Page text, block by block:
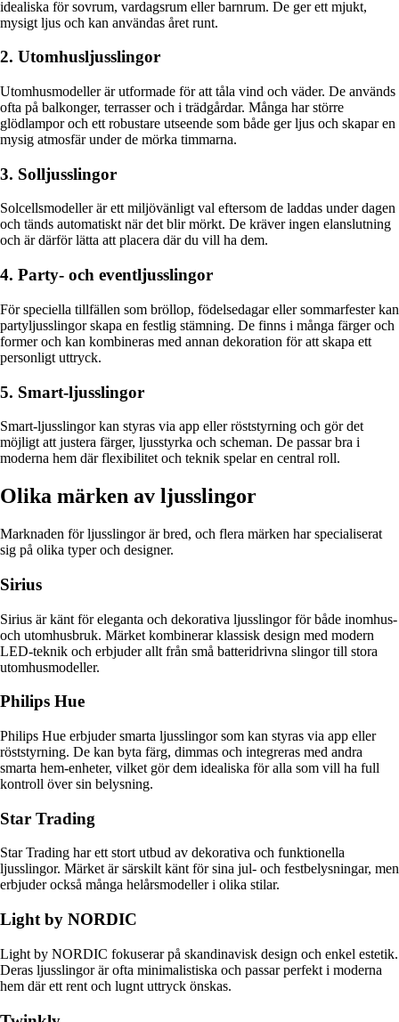
idealiska för sovrum, vardagsrum eller barnrum. De ger ett mjukt,
mysigt ljus och kan användas året runt.
2. Utomhusljusslingor
Utomhusmodeller är utformade för att tåla vind och väder. De används
ofta på balkonger, terrasser och i trädgårdar. Många har större
glödlampor och ett robustare utseende som både ger ljus och skapar en
mysig atmosfär under de mörka timmarna.
3. Solljusslingor
Solcellsmodeller är ett miljövänligt val eftersom de laddas under dagen
och tänds automatiskt när det blir mörkt. De kräver ingen elanslutning
och är därför lätta att placera där du vill ha dem.
4. Party- och eventljusslingor
För speciella tillfällen som bröllop, födelsedagar eller sommarfester kan
partyljusslingor skapa en festlig stämning. De finns i många färger och
former och kan kombineras med annan dekoration för att skapa ett
personligt uttryck.
5. Smart-ljusslingor
Smart-ljusslingor kan styras via app eller röststyrning och gör det
möjligt att justera färger, ljusstyrka och scheman. De passar bra i
moderna hem där flexibilitet och teknik spelar en central roll.
Olika märken av ljusslingor
Marknaden för ljusslingor är bred, och flera märken har specialiserat
sig på olika typer och designer.
Sirius
Sirius är känt för eleganta och dekorativa ljusslingor för både inomhus-
och utomhusbruk. Märket kombinerar klassisk design med modern
LED-teknik och erbjuder allt från små batteridrivna slingor till stora
utomhusmodeller.
Philips Hue
Philips Hue erbjuder smarta ljusslingor som kan styras via app eller
röststyrning. De kan byta färg, dimmas och integreras med andra
smarta hem-enheter, vilket gör dem idealiska för alla som vill ha full
kontroll över sin belysning.
Star Trading
Star Trading har ett stort utbud av dekorativa och funktionella
ljusslingor. Märket är särskilt känt för sina jul- och festbelysningar, men
erbjuder också många helårsmodeller i olika stilar.
Light by NORDIC
Light by NORDIC fokuserar på skandinavisk design och enkel estetik.
Deras ljusslingor är ofta minimalistiska och passar perfekt i moderna
hem där ett rent och lugnt uttryck önskas.